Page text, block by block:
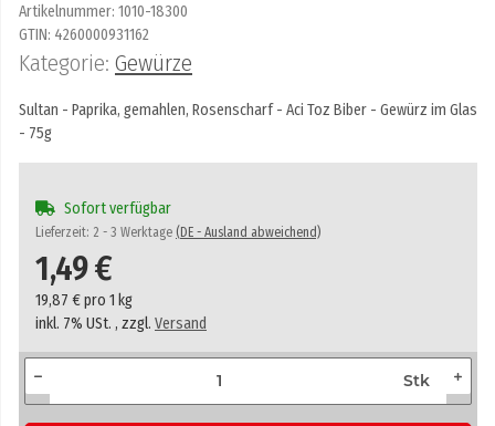
Artikelnummer: 1010-18300
GTIN: 4260000931162
Kategorie: Gewürze
Sultan - Paprika, gemahlen, Rosenscharf - Aci Toz Biber - Gewürz im Glas
- 75g
Sofort verfügbar
Lieferzeit: 2 - 3 Werktage (DE - Ausland abweichend)
1,49 €
19,87 € pro 1 kg
inkl. 7% USt. , zzgl. Versand
Stk